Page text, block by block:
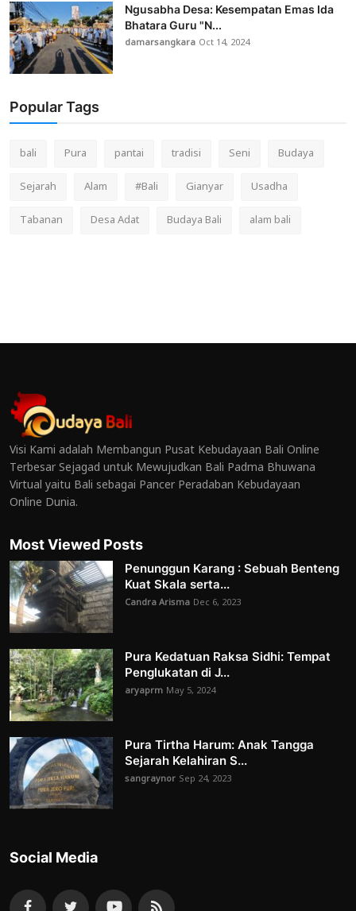
Ngusabha Desa: Kesempatan Emas Ida
Bhatara Guru "N...
damarsangkara Oct 14, 2024
Popular Tags
bali Pura pantai tradisi Seni
Budaya
Sejarah
Alam #Bali Gianyar
Usadha
Tabanan
Desa Adat Budaya Bali alam bali
Visi Kami adalah Membangun Pusat Kebudayaan Bali Online
Terbesar Sejagad untuk Mewujudkan Bali Padma Bhuwana
Virtual yaitu Bali sebagai Pancer Peradaban Kebudayaan
Online Dunia.
Most Viewed Posts
Penunggun Karang : Sebuah Benteng
Kuat Skala serta...
Candra Arisma Dec 6, 2023
Pura Kedatuan Raksa Sidhi: Tempat
Penglukatan di J...
aryaprm May 5, 2024
Pura Tirtha Harum: Anak Tangga
Sejarah Kelahiran S...
sangraynor Sep 24, 2023
Social Media